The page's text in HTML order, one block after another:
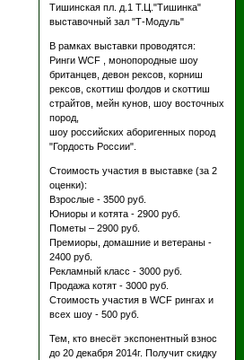
Тишинская пл. д.1 Т.Ц."Тишинка"
выставочный зал "Т-Модуль"
В рамках выставки проводятся:
Ринги WCF , монопородные шоу
британцев, девон рексов, корниш
рексов, скоттиш фолдов и скоттиш
страйтов, мейн кунов, шоу восточных
пород,
шоу российских аборигенных пород
"Гордость России".
Стоимость участия в выставке (за 2
оценки):
Взрослые - 3500 руб.
Юниоры и котята - 2900 руб.
Пометы – 2900 руб.
Премиоры, домашние и ветераны -
2400 руб.
Рекламный класс - 3000 руб.
Продажа котят - 3000 руб.
Стоимость участия в WCF рингах и
всех шоу - 500 руб.
Тем, кто внесёт экспонентный взнос
до 20 декабря 2014г. Получит скидку